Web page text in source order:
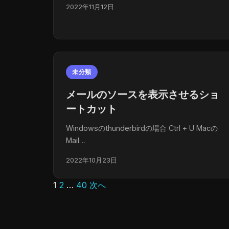
2022年11月12日
未分類
メールのソースを表示させるショ
ートカット
Windowsのthunderbirdの場合 Ctrl + U Macの
Mail…
2022年10月23日
投
1 2 … 40 次へ